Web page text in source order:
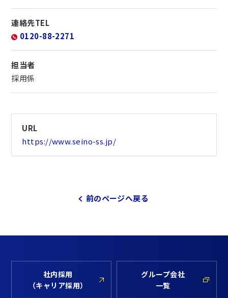
連絡先TEL
0120-88-2271
担当者
採用係
URL
https://www.seino-ss.jp/
前のページへ戻る
社内採用
（キャリア採用）
グループ会社
一覧